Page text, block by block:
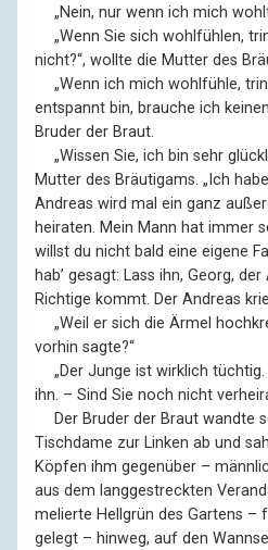
„Nein, nur wenn ich mich
„Wenn Sie sich wohlfühlen,
nicht?“, wollte die Mutter des
„Wenn ich mich wohlfühle,
entspannt bin, brauche ich
Bruder der Braut.
„Wissen Sie, ich bin sehr
Mutter des Bräutigams. „Ich
Andreas wird mal ein ganz
heiraten. Mein Mann hat immer
willst du nicht bald eine eigene
hab’ gesagt: Lass ihn, Georg,
Richtige kommt. Der Andreas
„Weil er sich die Ärmel
vorhin sagte?“
„Der Junge ist wirklich
ihn. – Sind Sie noch nicht
Der Bruder der Braut wandte
Tischdame zur Linken ab und
Köpfen ihm gegenüber –
aus dem langgestreckten
melierte Hellgrün des Gartens –
gelegt – hinweg, auf den